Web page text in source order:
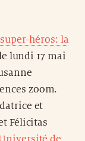
héros: la
lundi 17 mai
zoom.
et
Félicitas